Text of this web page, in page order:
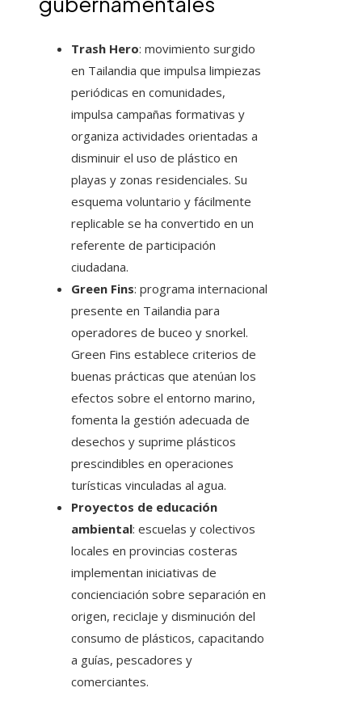
Trash Hero: movimiento surgido
en Tailandia que impulsa limpiezas
periódicas en comunidades,
impulsa campañas formativas y
organiza actividades orientadas a
disminuir el uso de plástico en
playas y zonas residenciales. Su
esquema voluntario y fácilmente
replicable se ha convertido en un
referente de participación
ciudadana.
Green Fins: programa internacional
presente en Tailandia para
operadores de buceo y snorkel.
Green Fins establece criterios de
buenas prácticas que atenúan los
efectos sobre el entorno marino,
fomenta la gestión adecuada de
desechos y suprime plásticos
prescindibles en operaciones
turísticas vinculadas al agua.
Proyectos de educación
ambiental: escuelas y colectivos
locales en provincias costeras
implementan iniciativas de
concienciación sobre separación en
origen, reciclaje y disminución del
consumo de plásticos, capacitando
a guías, pescadores y
comerciantes.